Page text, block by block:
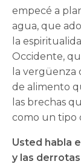
empecé a
agua, que
la
Occidente,
la vergüenza
de alimento
las brechas
como un tipo
Usted habla
y las